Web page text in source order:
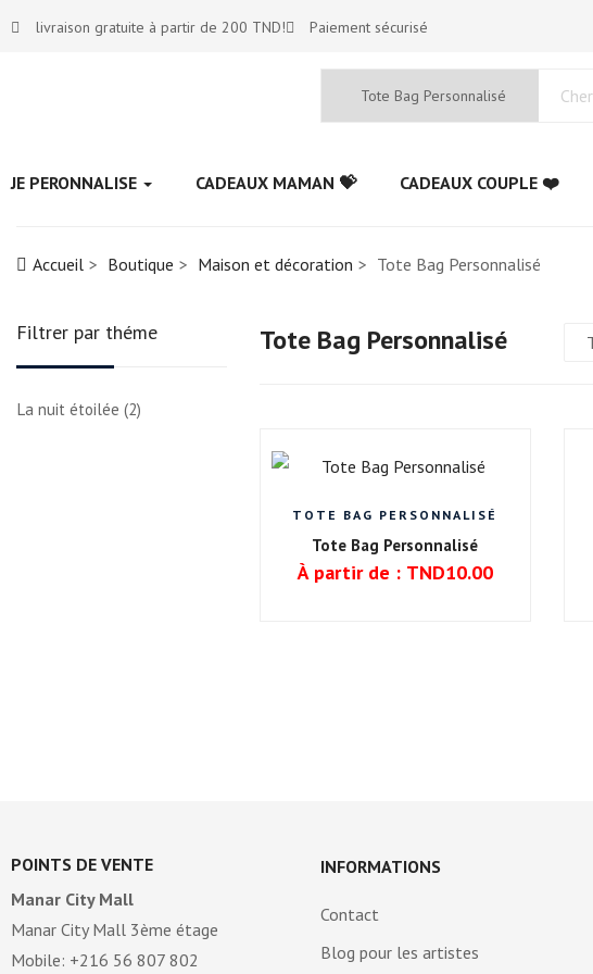
livraison gratuite à partir de 200 TND! Paiement sécurisé
JE PERONNALISE CADEAUX MAMAN 💝 CADEAUX COUPLE ❤️
Accueil Boutique Maison et décoration Tote Bag Personnalisé
Filtrer par théme
La nuit étoilée (2)
Tote Bag Personnalisé
TOTE BAG PERSONNALISÉ
Tote Bag Personnalisé
À partir de : TND10.00
POINTS DE VENTE
Manar City Mall
Manar City Mall 3ème étage
Mobile: +216 56 807 802
INFORMATIONS
Contact
Blog pour les artistes